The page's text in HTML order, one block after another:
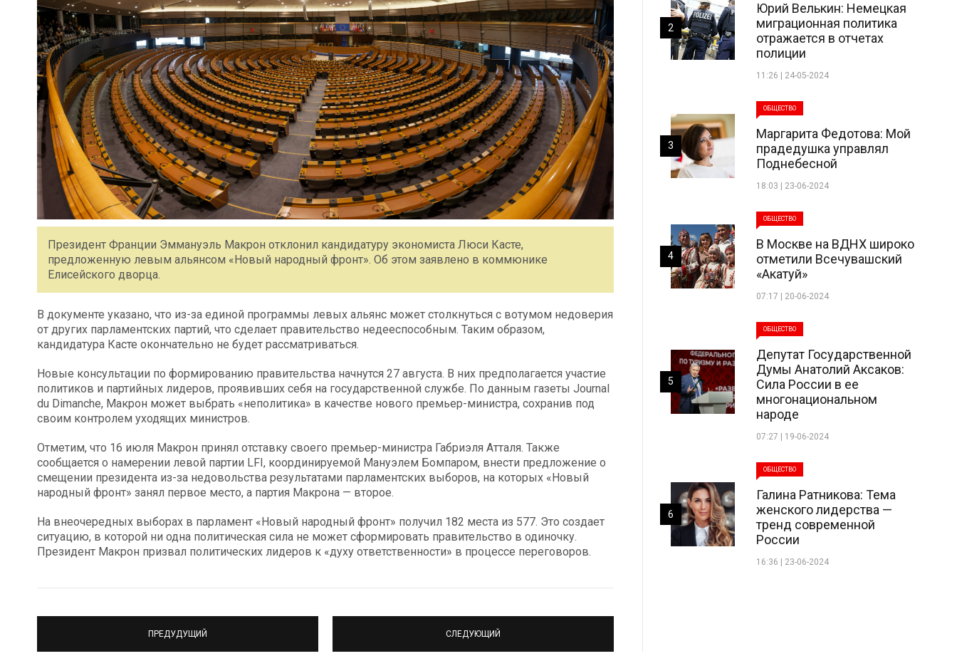
Президент Франции Эммануэль Макрон отклонил кандидатуру экономиста Люси Касте,
предложенную левым альянсом «Новый народный фронт». Об этом заявлено в коммюнике
Елисейского дворца.
В документе указано, что из-за единой программы левых альянс может столкнуться с вотумом недоверия
от других парламентских партий, что сделает правительство недееспособным. Таким образом,
кандидатура Касте окончательно не будет рассматриваться.
Новые консультации по формированию правительства начнутся 27 августа. В них предполагается участие
политиков и партийных лидеров, проявивших себя на государственной службе. По данным газеты Journal
du Dimanche, Макрон может выбрать «неполитика» в качестве нового премьер-министра, сохранив под
своим контролем уходящих министров.
Отметим, что 16 июля Макрон принял отставку своего премьер-министра Габриэля Атталя. Также
сообщается о намерении левой партии LFI, координируемой Мануэлем Бомпаром, внести предложение о
смещении президента из-за недовольства результатами парламентских выборов, на которых «Новый
народный фронт» занял первое место, а партия Макрона — второе.
На внеочередных выборах в парламент «Новый народный фронт» получил 182 места из 577. Это создает
ситуацию, в которой ни одна политическая сила не может сформировать правительство в одиночку.
Президент Макрон призвал политических лидеров к «духу ответственности» в процессе переговоров.
ПРЕДУДУЩИЙ СЛЕДУЮЩИЙ
Юрий Велькин: Немецкая
миграционная политика
отражается в отчетах
полиции
11:26 | 24-05-2024
2
ОБЩЕСТВО
Маргарита Федотова: Мой
прадедушка управлял
Поднебесной
18:03 | 23-06-2024
3
ОБЩЕСТВО
В Москве на ВДНХ широко
отметили Всечувашский
«Акатуй»
07:17 | 20-06-2024
4
ОБЩЕСТВО
Депутат Государственной
Думы Анатолий Аксаков:
Сила России в ее
многонациональном
народе
07:27 | 19-06-2024
5
ОБЩЕСТВО
Галина Ратникова: Тема
женского лидерства —
тренд современной
России
16:36 | 23-06-2024
6